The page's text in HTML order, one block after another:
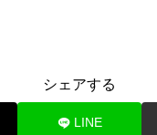
シェアする
LINE